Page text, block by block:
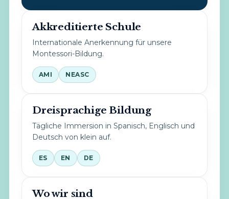
Akkreditierte Schule
Internationale Anerkennung für unsere
Montessori-Bildung.
AMI NEASC
Dreisprachige Bildung
Tägliche Immersion in Spanisch, Englisch und
Deutsch von klein auf.
ES EN DE
Wo wir sind